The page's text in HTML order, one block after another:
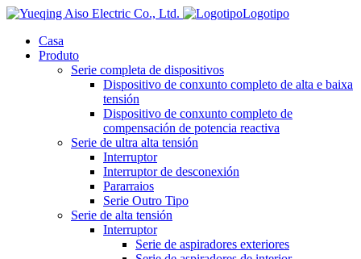
Logotipo
Casa
Produto
Serie completa de dispositivos
Dispositivo de conxunto completo de alta e baixa
tensión
Dispositivo de conxunto completo de
compensación de potencia reactiva
Serie de ultra alta tensión
Interruptor
Interruptor de desconexión
Pararraios
Serie Outro Tipo
Serie de alta tensión
Interruptor
Serie de aspiradores exteriores